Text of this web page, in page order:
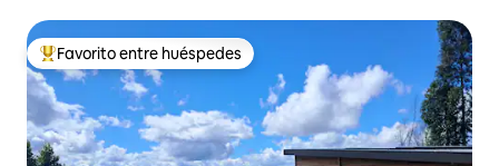
Favorito entre huéspedes preferido
Favorito entre huéspedes